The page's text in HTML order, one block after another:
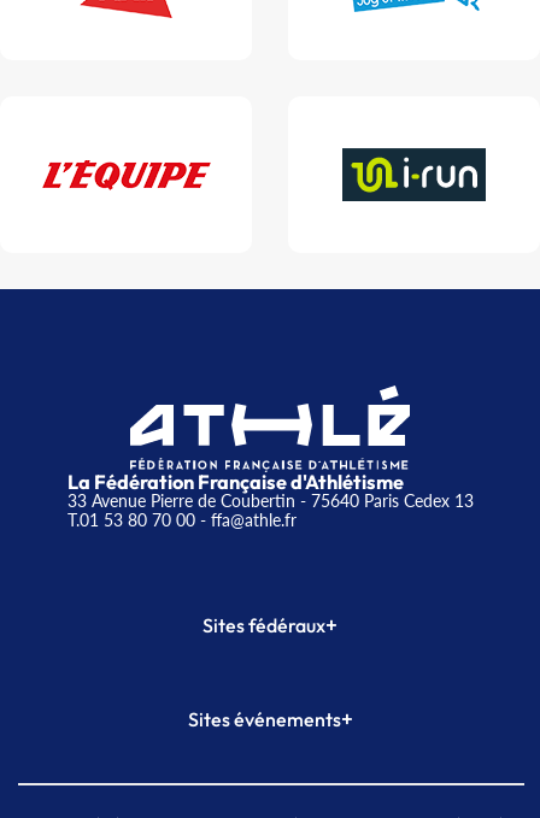
La Fédération Française d'Athlétisme
33 Avenue Pierre de Coubertin - 75640 Paris Cedex 13
T.01 53 80 70 00- ffa@athle.fr
Sites fédéraux+
Plateforme Formation
Sites événements+
Meeting de Paris indoor